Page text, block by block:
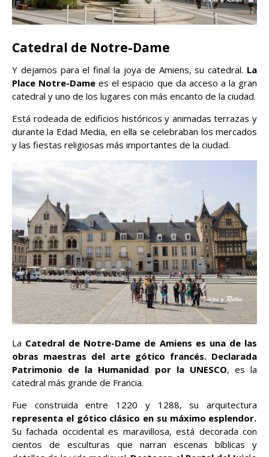
Catedral de Notre-Dame
Y dejamos para el final la joya de Amiens, su catedral. La
Place Notre-Dame es el espacio que da acceso a la gran
catedral y uno de los lugares con más encanto de la ciudad.
Está rodeada de edificios históricos y animadas terrazas y
durante la Edad Media, en ella se celebraban los mercados
y las fiestas religiosas más importantes de la ciudad.
La Catedral de Notre-Dame de Amiens es una de las
obras maestras del arte gótico francés. Declarada
Patrimonio de la Humanidad por la UNESCO, es la
catedral más grande de Francia.
Fue construida entre 1220 y 1288, su arquitectura
representa el gótico clásico en su máximo esplendor.
Su fachada occidental es maravillosa, está decorada con
cientos de esculturas que narran escenas bíblicas y